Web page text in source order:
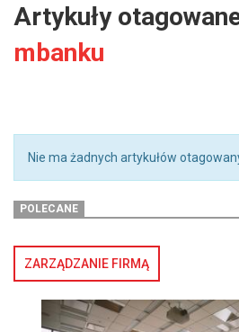
Artykuły
mbanku
Nie ma żadnych artykułów
POLECANE
ZARZĄDZANIE FIRMĄ